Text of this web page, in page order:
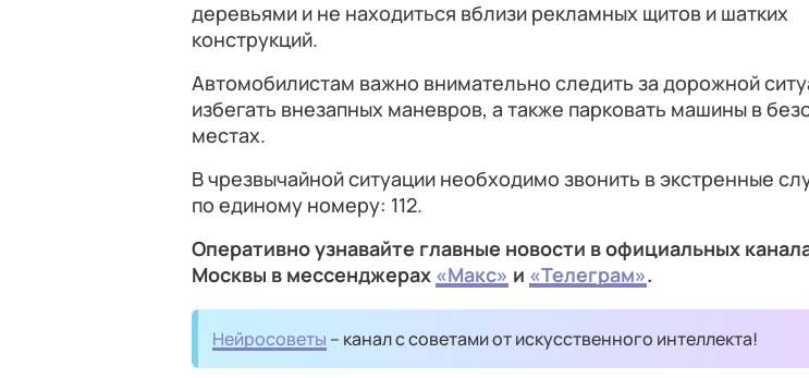
деревьями и не находиться вблизи рекламных щитов и шатких
конструкций.
Автомобилистам важно внимательно следить за дорожной
избегать внезапных маневров, а также парковать машины в
местах.
В чрезвычайной ситуации необходимо звонить в экстренные
по единому номеру: 112.
Оперативно узнавайте главные новости в официальных
Москвы в мессенджерах «Макс» и «Телеграм».
Нейросоветы – канал с советами от искусственного интеллекта!